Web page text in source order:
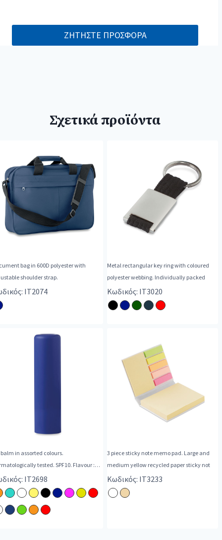
ΖΗΤΗΣΤΕ ΠΡΟΣΦΟΡΑ
Σχετικά προϊόντα
bag in 600D polyester with
shoulder strap.
IT2074
Metal rectangular key ring with coloured
polyester webbing. Individually packed
Κωδικός: IT3020
in assorted colours.
tested. SPF10. Flavour :
IT2698
3 piece sticky note memo pad. Large and
medium yellow recycled paper sticky not
Κωδικός: IT3233